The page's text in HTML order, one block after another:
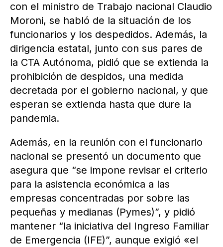
con el ministro de Trabajo nacional Claudio
Moroni, se habló de la situación de los
funcionarios y los despedidos. Además, la
dirigencia estatal, junto con sus pares de
la CTA Autónoma, pidió que se extienda la
prohibición de despidos, una medida
decretada por el gobierno nacional, y que
esperan se extienda hasta que dure la
pandemia.
Además, en la reunión con el funcionario
nacional se presentó un documento que
asegura que “se impone revisar el criterio
para la asistencia económica a las
empresas concentradas por sobre las
pequeñas y medianas (Pymes)”, y pidió
mantener “la iniciativa del Ingreso Familiar
de Emergencia (IFE)”, aunque exigió «el